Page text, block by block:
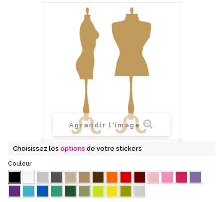
Agrandir l'image
Choisissez les options de votre stickers
Couleur